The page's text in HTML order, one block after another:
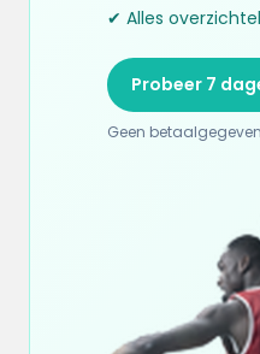
✔ Alles
Probeer 7
Geen